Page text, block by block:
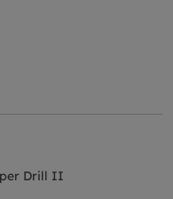
Drill II